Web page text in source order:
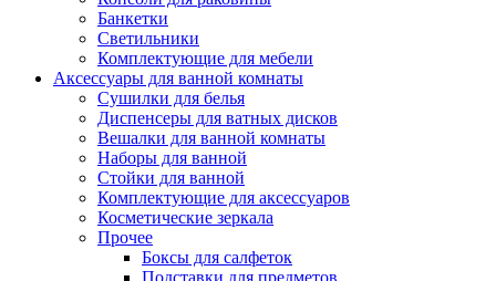
Банкетки
Светильники
Комплектующие для мебели
Аксессуары для ванной комнаты
Сушилки для белья
Диспенсеры для ватных дисков
Вешалки для ванной комнаты
Наборы для ванной
Стойки для ванной
Комплектующие для аксессуаров
Косметические зеркала
Прочее
Боксы для салфеток
Подставки для предметов